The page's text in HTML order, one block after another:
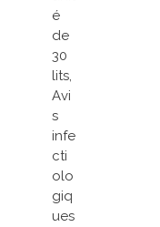
é
de
30
lits,
Avi
s
infe
cti
olo
giq
ues